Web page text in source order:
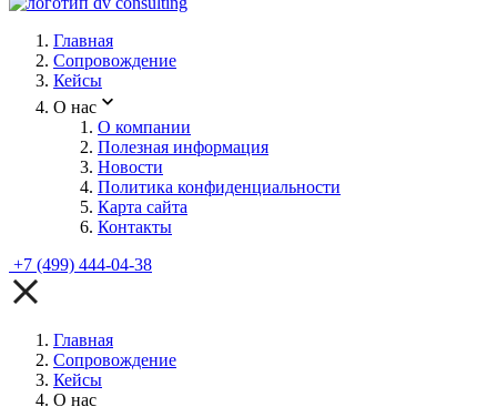
Главная
Сопровождение
Кейсы
О нас
О компании
Полезная информация
Новости
Политика конфиденциальности
Карта сайта
Контакты
+7 (499) 444-04-38
Главная
Сопровождение
Кейсы
О нас